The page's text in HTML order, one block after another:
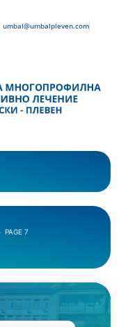
umbal@umbalpleven.com
PAGE 7